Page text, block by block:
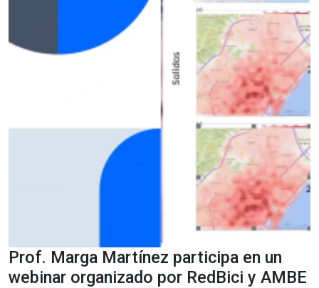
Prof. Marga Martínez participa en un
webinar organizado por RedBici y AMBE